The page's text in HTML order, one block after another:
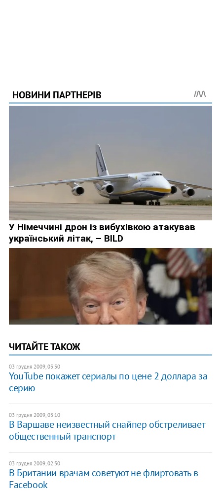
ЧИТАЙТЕ ТАКОЖ
03 грудня 2009, 03:30
YouTube покажет сериалы по цене 2 доллара за
серию
03 грудня 2009, 03:10
В Варшаве неизвестный снайпер обстреливает
общественный транспорт
03 грудня 2009, 02:30
В Британии врачам советуют не флиртовать в
Facebook